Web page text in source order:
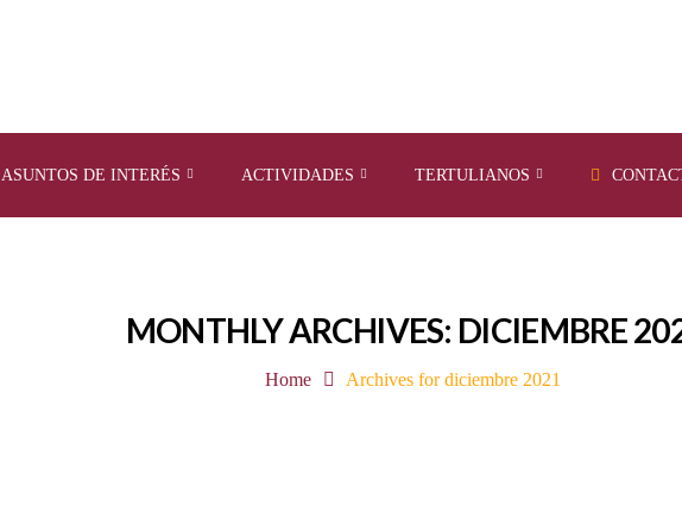
ASUNTOS DE INTERÉS ACTIVIDADES TERTULIANOS
MONTHLY ARCHIVES: DICIEMBRE
Home Archives for diciembre 2021